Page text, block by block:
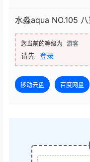
水淼aqua NO.105
您当前的等级为 游客
请先 登录
移动云盘 百度网盘